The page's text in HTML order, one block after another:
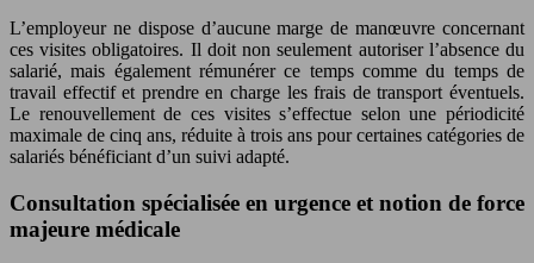
L’employeur ne dispose d’aucune marge de manœuvre concernant
ces visites obligatoires. Il doit non seulement autoriser l’absence du
salarié, mais également rémunérer ce temps comme du temps de
travail effectif et prendre en charge les frais de transport éventuels.
Le renouvellement de ces visites s’effectue selon une périodicité
maximale de cinq ans, réduite à trois ans pour certaines catégories de
salariés bénéficiant d’un suivi adapté.
Consultation spécialisée en urgence et notion de force
majeure médicale